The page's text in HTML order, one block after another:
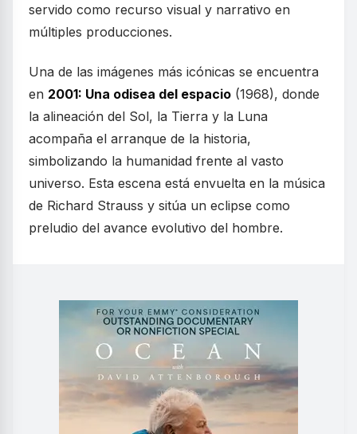
servido como recurso visual y narrativo en
múltiples producciones.
Una de las imágenes más icónicas se encuentra
en 2001: Una odisea del espacio (1968), donde
la alineación del Sol, la Tierra y la Luna
acompaña el arranque de la historia,
simbolizando la humanidad frente al vasto
universo. Esta escena está envuelta en la música
de Richard Strauss y sitúa un eclipse como
preludio del avance evolutivo del hombre.